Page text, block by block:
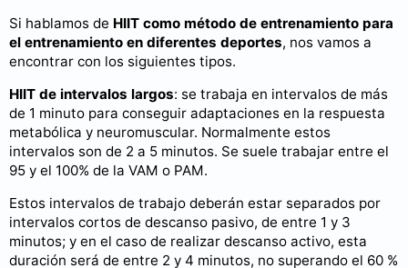
Si hablamos de HIIT como método de entrenamiento para
el entrenamiento en diferentes deportes, nos vamos a
encontrar con los siguientes tipos.
HIIT de intervalos largos: se trabaja en intervalos de más
de 1 minuto para conseguir adaptaciones en la respuesta
metabólica y neuromuscular. Normalmente estos
intervalos son de 2 a 5 minutos. Se suele trabajar entre el
95 y el 100% de la VAM o PAM.
Estos intervalos de trabajo deberán estar separados por
intervalos cortos de descanso pasivo, de entre 1 y 3
minutos; y en el caso de realizar descanso activo, esta
duración será de entre 2 y 4 minutos, no superando el 60 %